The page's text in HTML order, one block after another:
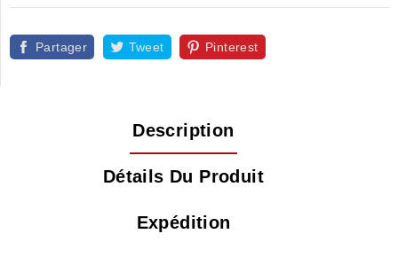
Partager Tweet Pinterest
Description
Détails Du Produit
Expédition